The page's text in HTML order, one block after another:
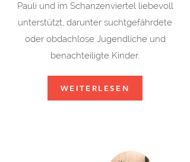
Pauli und im Schanzenviertel liebevoll
unterstützt, darunter suchtgefährdete
oder obdachlose Jugendliche und
benachteiligte Kinder.
WEITERLESEN